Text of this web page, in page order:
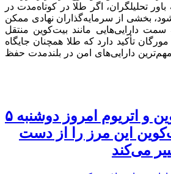
تحلیلگران، اگر طلا در کوتاه‌مدت در
بخشی از سرمایه‌گذاران نهادی ممکن
دارایی‌هایی مانند بیت‌کوین منتقل
تأکید دارد که طلا همچنان جایگاه
دارایی‌های امن در بلندمدت حفظ
قیمت تتر، بیت‌کوین و اتریوم امروز دوشنبه ۵
۱۴۰۵ | بیت‌کوین این مرز را از دست
می‌کند